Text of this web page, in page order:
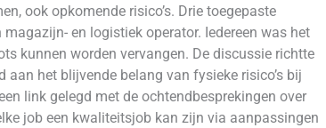
ook opkomende risico’s. Drie toegepaste
en logistiek operator. Iedereen was het
kunnen worden vervangen. De discussie richtte
het blijvende belang van fysieke risico’s bij
link gelegd met de ochtendbesprekingen over
job een kwaliteitsjob kan zijn via aanpassingen